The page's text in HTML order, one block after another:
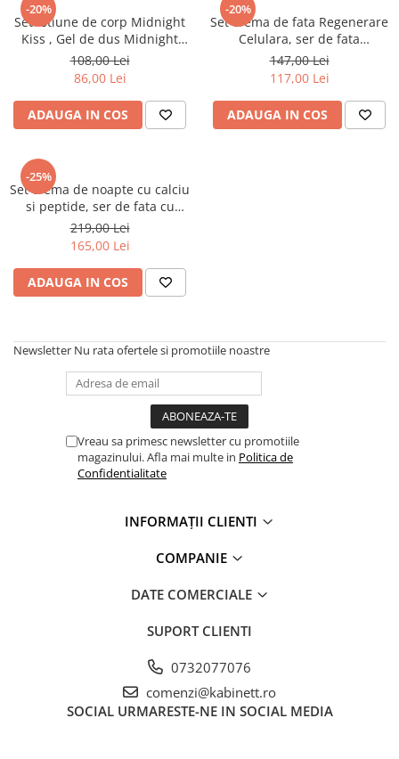
-20%
Set lotiune de corp Midnight
Kiss , Gel de dus Midnight
Kiss si exfoliant de corp
Midnight Kiss
108,00 Lei
86,00 Lei
ADAUGA IN COS
-20%
Set crema de fata Regenerare
Celulara, ser de fata
Regenerare Celulara si apa
micelara
147,00 Lei
117,00 Lei
ADAUGA IN COS
-25%
Set crema de noapte cu calciu
si peptide, ser de fata cu
Vitamina C 12% si crema
pentru conturul ochilor
219,00 Lei
165,00 Lei
ADAUGA IN COS
Newsletter Nu rata ofertele si promotiile noastre
Vreau sa primesc newsletter cu promotiile
magazinului. Afla mai multe in Politica de
Confidentialitate
INFORMAȚII CLIENTI
COMPANIE
DATE COMERCIALE
SUPORT CLIENTI
0732077076
comenzi@kabinett.ro
SOCIAL URMARESTE-NE IN SOCIAL MEDIA